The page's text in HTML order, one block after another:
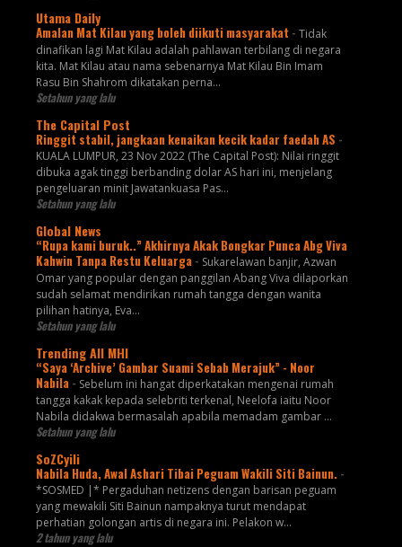
Utama Daily
Amalan Mat Kilau yang boleh diikuti masyarakat - Tidak
dinafikan lagi Mat Kilau adalah pahlawan terbilang di negara
kita. Mat Kilau atau nama sebenarnya Mat Kilau Bin Imam
Rasu Bin Shahrom dikatakan perna...
Setahun yang lalu
The Capital Post
Ringgit stabil, jangkaan kenaikan kecik kadar faedah AS -
KUALA LUMPUR, 23 Nov 2022 (The Capital Post): Nilai ringgit
dibuka agak tinggi berbanding dolar AS hari ini, menjelang
pengeluaran minit Jawatankuasa Pas...
Setahun yang lalu
Global News
“Rupa kami buruk..” Akhirnya Akak Bongkar Punca Abg Viva
Kahwin Tanpa Restu Keluarga - Sukarelawan banjir, Azwan
Omar yang popular dengan panggilan Abang Viva dilaporkan
sudah selamat mendirikan rumah tangga dengan wanita
pilihan hatinya, Eva...
Setahun yang lalu
Trending All MHI
“Saya ‘Archive’ Gambar Suami Sebab Merajuk” - Noor
Nabila - Sebelum ini hangat diperkatakan mengenai rumah
tangga kakak kepada selebriti terkenal, Neelofa iaitu Noor
Nabila didakwa bermasalah apabila memadam gambar ...
Setahun yang lalu
SoZCyili
Nabila Huda, Awal Ashari Tibai Peguam Wakili Siti Bainun. -
*SOSMED |* Pergaduhan netizens dengan barisan peguam
yang mewakili Siti Bainun nampaknya turut mendapat
perhatian golongan artis di negara ini. Pelakon w...
2 tahun yang lalu